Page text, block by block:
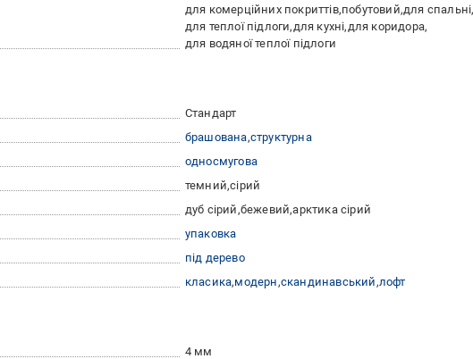
для комерційних покриттів побутовий для спальні
для теплої підлоги для кухні для коридора
для водяної теплої підлоги
Стандарт
брашована cтруктурна
односмугова
темний сірий
дуб сірий бежевий арктика сірий
упаковка
під дерево
класика модерн скандинавський лофт
4 мм